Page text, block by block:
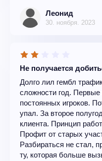
Леонид
30. ноября. 2023
Не получается
Долго лил гембл
сложности год.
постоянных игроков.
упал. За второе
клиента. Принцип
Профит от старых
Разбираться не стал,
ту, которая больше